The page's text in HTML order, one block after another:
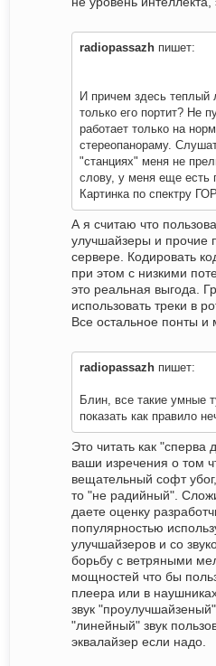
radiopassazh пишет:
И причем здесь теплый
только его портит? Не
работает только на
стереопанораму.
"станциях" меня не
слову, у меня еще есть
Картинка по спектру
А я считаю что
улучшайзеры и
сервере. Кодировать
при этом с низкими
это реальная выгода.
использовать треки в
Все остальное понты и
radiopassazh пишет:
Блин, все такие умные
показать как правило
Это читать как "сперва
ваши изречения о том
вещательный софт
то "не радийный".
даете оценку
популярностью
улучшайзеров и со
борьбу с ветряными
мощностей что бы
плеера или в
звук
"линейный" звук
эквалайзер если надо.